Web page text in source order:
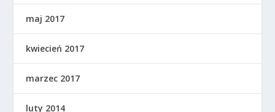
maj 2017
kwiecień 2017
marzec 2017
luty 2014